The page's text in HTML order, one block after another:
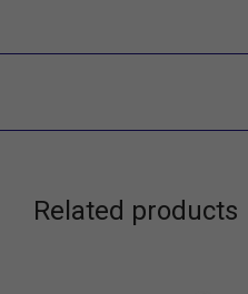
Related products